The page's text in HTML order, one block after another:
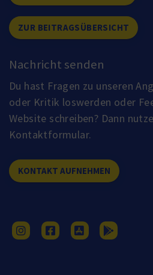
ZUR BEITRAGSÜBERSICHT
Nachricht senden
Du hast Fragen zu unseren
oder Kritik loswerden oder
Website schreiben? Dann
Kontaktformular.
KONTAKT AUFNEHMEN